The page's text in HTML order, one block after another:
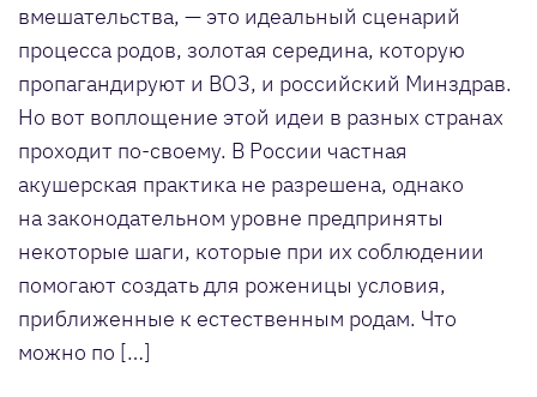
вмешательства, — это идеальный сценарий
процесса родов, золотая середина, которую
пропагандируют и ВОЗ, и российский Минздрав.
Но вот воплощение этой идеи в разных странах
проходит по-своему. В России частная
акушерская практика не разрешена, однако
на законодательном уровне предприняты
некоторые шаги, которые при их соблюдении
помогают создать для роженицы условия,
приближенные к естественным родам. Что
можно по […]